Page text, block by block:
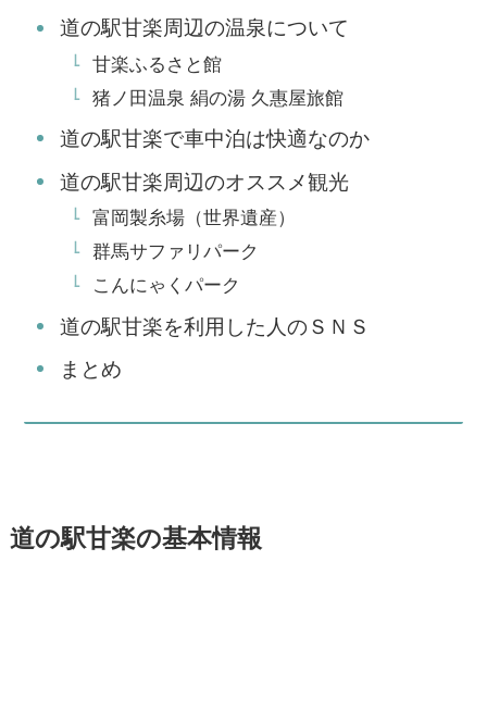
道の駅甘楽周辺の温泉について
甘楽ふるさと館
猪ノ田温泉 絹の湯 久惠屋旅館
道の駅甘楽で車中泊は快適なのか
道の駅甘楽周辺のオススメ観光
富岡製糸場（世界遺産）
群馬サファリパーク
こんにゃくパーク
道の駅甘楽を利用した人のＳＮＳ
まとめ
道の駅甘楽の基本情報